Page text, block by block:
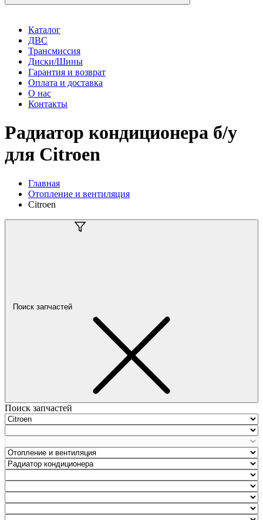
Каталог
ДВС
Трансмиссия
Диски/Шины
Гарантия и возврат
Оплата и доставка
О нас
Контакты
Радиатор кондиционера б/у
для Citroen
Главная
Отопление и вентиляция
Citroen
Поиск запчастей
Поиск запчастей